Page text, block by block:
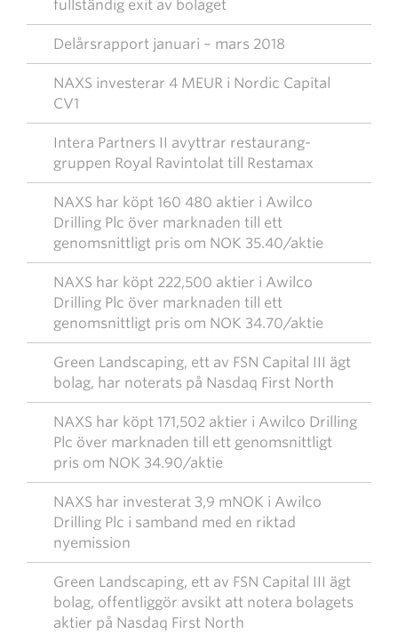
fullständig exit av bolaget
Delårsrapport januari – mars 2018
NAXS investerar 4 MEUR i Nordic Capital
CV1
Intera Partners II avyttrar restaurang-
gruppen Royal Ravintolat till Restamax
NAXS har köpt 160 480 aktier i Awilco
Drilling Plc över marknaden till ett
genomsnittligt pris om NOK 35.40/aktie
NAXS har köpt 222,500 aktier i Awilco
Drilling Plc över marknaden till ett
genomsnittligt pris om NOK 34.70/aktie
Green Landscaping, ett av FSN Capital III ägt
bolag, har noterats på Nasdaq First North
NAXS har köpt 171,502 aktier i Awilco Drilling
Plc över marknaden till ett genomsnittligt
pris om NOK 34.90/aktie
NAXS har investerat 3,9 mNOK i Awilco
Drilling Plc i samband med en riktad
nyemission
Green Landscaping, ett av FSN Capital III ägt
bolag, offentliggör avsikt att notera bolagets
aktier på Nasdaq First North